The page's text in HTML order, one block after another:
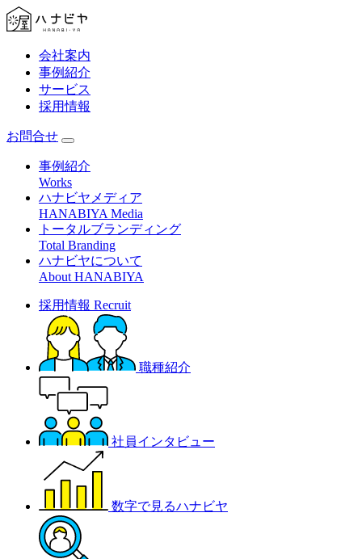
会社案内
事例紹介
サービス
採用情報
お問合せ
事例紹介
Works
ハナビヤメディア
HANABIYA Media
トータルブランディング
Total Branding
ハナビヤについて
About HANABIYA
採用情報 Recruit
職種紹介
社員インタビュー
数字で見るハナビヤ